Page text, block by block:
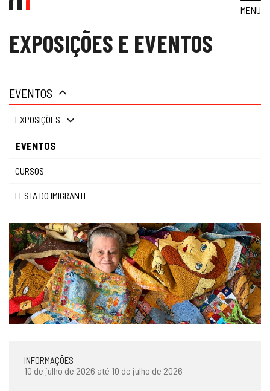
MENU
museu
gestão
EXPOSIÇÕES E EVENTOS
EVENTOS
EXPOSIÇÕES
EVENTOS
CURSOS
FESTA DO IMIGRANTE
INFORMAÇÕES
10 de julho de 2026 até 10 de julho de 2026